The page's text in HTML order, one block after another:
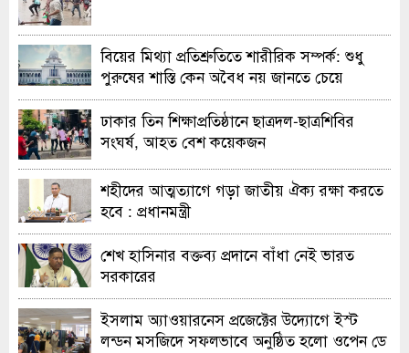
বিয়ের মিথ্যা প্রতিশ্রুতিতে শারীরিক সম্পর্ক: শুধু
পুরুষের শাস্তি কেন অবৈধ নয় জানতে চেয়ে
হাইকোর্টের রুল
ঢাকার তিন শিক্ষাপ্রতিষ্ঠানে ছাত্রদল-ছাত্রশিবির
সংঘর্ষ, আহত বেশ কয়েকজন
শহীদের আত্মত্যাগে গড়া জাতীয় ঐক্য রক্ষা করতে
হবে : প্রধানমন্ত্রী
শেখ হাসিনার বক্তব্য প্রদানে বাঁধা নেই ভারত
সরকারের
ইসলাম অ্যাওয়ারনেস প্রজেক্টের উদ্যোগে ইস্ট
লন্ডন মসজিদে সফলভাবে অনুষ্ঠিত হলো ওপেন ডে